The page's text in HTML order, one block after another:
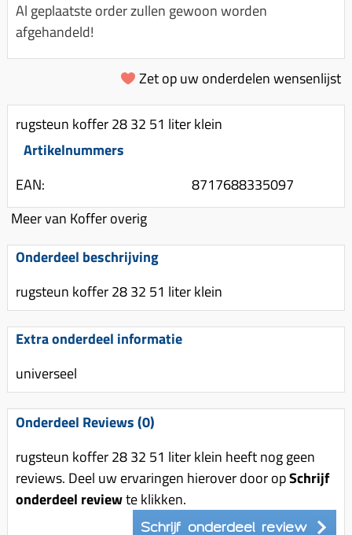
Spanningsregelaar
Remlichtschakelaar
Verlichting
Led verlichting
Luchtfilter (delen)
Membraan (delen)
Motorblok (delen)
Pakking (sets)
Powerfilter
Schakel (delen)
Sproeiers
Spruitstuk (delen)
Uitlaten compleet
Uitlaat bocht
Radiateur (delen)
V-snaren
Variorolsets
Km teller kabel
Kickstart deksel
Kickstartpedaal
Schokbrekers
Stuur (delen)
Remblokken
Rem (delen)
Remgrepen en remhendels
Remhevels
Remsegmenten
Remklauw (delen)
Remschijven
Voorrem kabel
Voorvork
Wiel (delen)
Kinderzitje (scooter)
Olie-onderhoudsmiddelen
Scooter alarm
Scooterhoezen
Stickers
Stuurslot
Regenkleding
Rugsteun
Vespa accessoires
Voordragers
Windschermen
Accessoires overig
Zadel
Gereedschap
Speednut
Al geplaatste order zullen gewoon worden
afgehandeld!
Zet op uw onderdelen wensenlijst
rugsteun koffer 28 32 51 liter klein
Artikelnummers
EAN:
8717688335097
Meer van Koffer overig
Onderdeel beschrijving
rugsteun koffer 28 32 51 liter klein
Extra onderdeel informatie
universeel
Onderdeel Reviews (0)
rugsteun koffer 28 32 51 liter klein heeft nog geen
reviews. Deel uw ervaringen hierover door opSchrijf
onderdeel reviewte klikken.
Schrijf onderdeel review